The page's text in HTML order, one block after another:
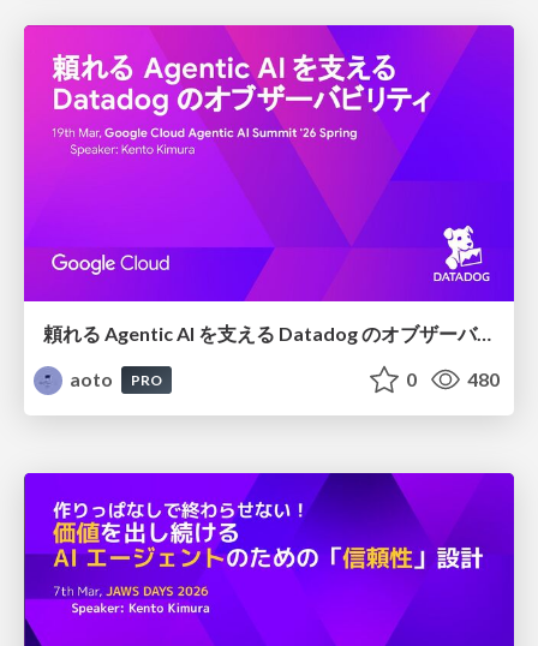
頼れる Agentic AI を支える Datadog のオブザーバビリティ / Powering Reliable Agentic AI with Datadog Observability
aoto
PRO 0 480